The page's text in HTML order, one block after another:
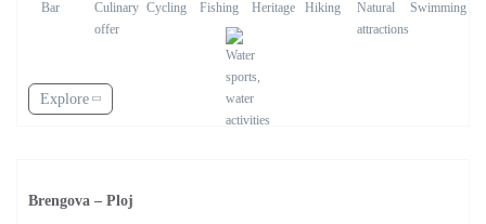
Explore
Brengova – Ploj